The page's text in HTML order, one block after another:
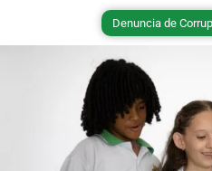
Denuncia de